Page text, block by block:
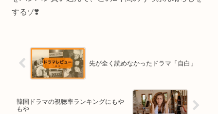
するゾ❣️
先が全く読めなかったドラマ「自白」
韓国ドラマの視聴率ランキングにもや
もや